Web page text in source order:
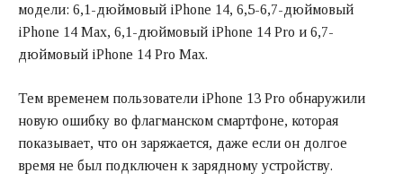
модели: 6,1-дюймовый iPhone 14, 6,5-6,7-дюймовый
iPhone 14 Max, 6,1-дюймовый iPhone 14 Pro и 6,7-
дюймовый iPhone 14 Pro Max.
Тем временем пользователи iPhone 13 Pro обнаружили
новую ошибку во флагманском смартфоне, которая
показывает, что он заряжается, даже если он долгое
время не был подключен к зарядному устройству.